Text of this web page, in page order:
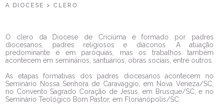
A DIOCESE > CLERO
O clero da Diocese de Criciúma é formado por padres
diocesanos, padres religiosos e diáconos. A atuação
predominante é em paróquias, mas os trabalhos também
acontecem em seminários, santuários, obras sociais, entre outros.
As etapas formativas dos padres diocesanos acontecem no
Seminário Nossa Senhora de Caravaggio, em Nova Veneza/SC,
no Convento Sagrado Coração de Jesus, em Brusque/SC, e no
Seminário Teológico Bom Pastor, em Florianópolis/SC.